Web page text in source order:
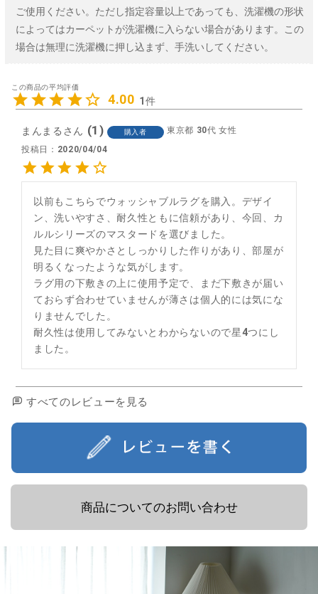
ご使用ください。ただし指定容量以上であっても、洗濯機の形状
によってはカーペットが洗濯機に入らない場合があります。この
場合は無理に洗濯機に押し込まず、手洗いしてください。
4.00 1
まんまる 1 購入者 東京都 30代 女性
投稿日
2020/04/04
以前もこちらでウォッシャブルラグを購入。デザイ
ン、洗いやすさ、耐久性ともに信頼があり、今回、カ
ルルシリーズのマスタードを選びました。
見た目に爽やかさとしっかりした作りがあり、部屋が
明るくなったような気がします。
ラグ用の下敷きの上に使用予定で、まだ下敷きが届い
ておらず合わせていませんが薄さは個人的には気にな
りませんでした。
耐久性は使用してみないとわからないので星4つにし
ました。
すべてのレビューを見る
商品についてのお問い合わせ